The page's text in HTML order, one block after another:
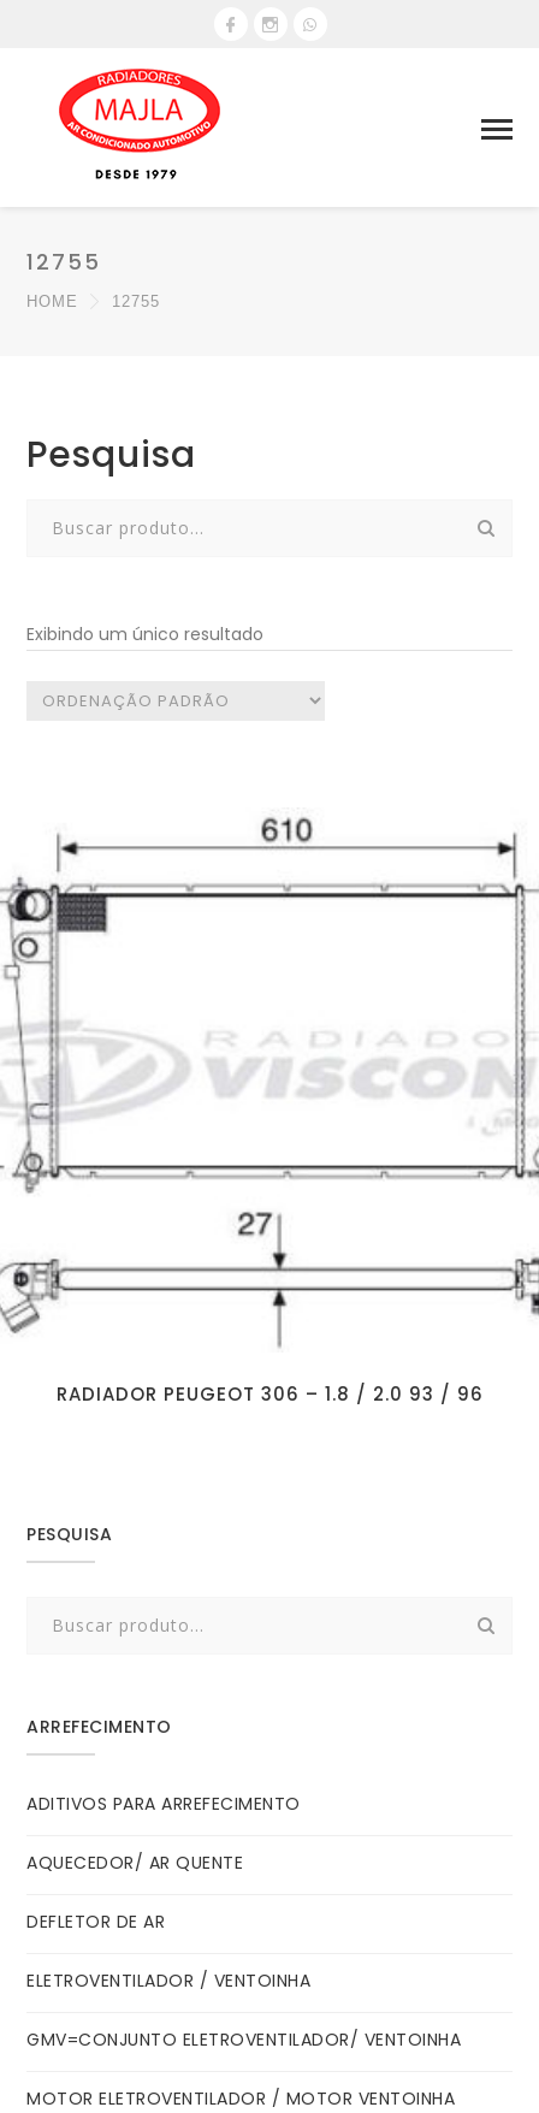
12755
HOME 12755
Pesquisa
Exibindo um único resultado
RADIADOR PEUGEOT 306 – 1.8 / 2.0 93 / 96
PESQUISA
ARREFECIMENTO
ADITIVOS PARA ARREFECIMENTO
AQUECEDOR/ AR QUENTE
DEFLETOR DE AR
ELETROVENTILADOR / VENTOINHA
GMV=CONJUNTO ELETROVENTILADOR/ VENTOINHA
MOTOR ELETROVENTILADOR / MOTOR VENTOINHA